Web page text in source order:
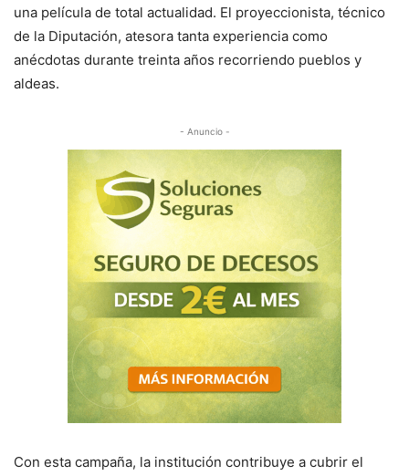
una película de total actualidad. El proyeccionista, técnico
de la Diputación, atesora tanta experiencia como
anécdotas durante treinta años recorriendo pueblos y
aldeas.
- Anuncio -
Con esta campaña, la institución contribuye a cubrir el